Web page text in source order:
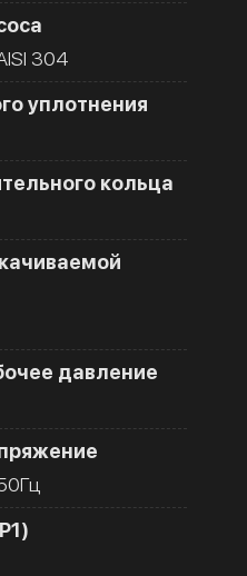
304
уплотнения
кольца
давление